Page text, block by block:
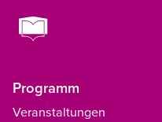
Programm
Veranstaltungen